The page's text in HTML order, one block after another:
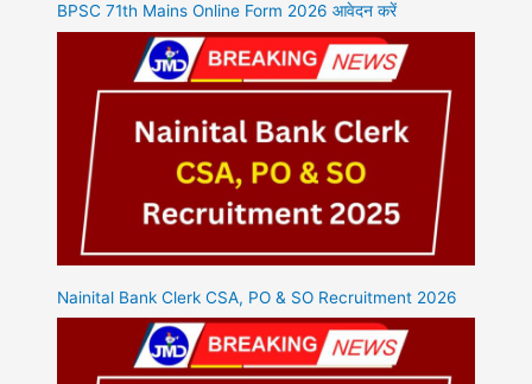
BPSC 71th Mains Online Form 2026 आवेदन करें
Nainital Bank Clerk CSA, PO & SO Recruitment 2026